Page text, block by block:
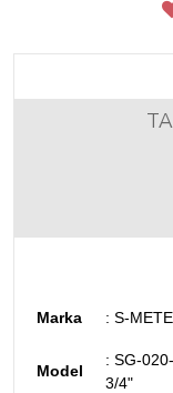
Marka : S-
Model
: SG-
3/4"